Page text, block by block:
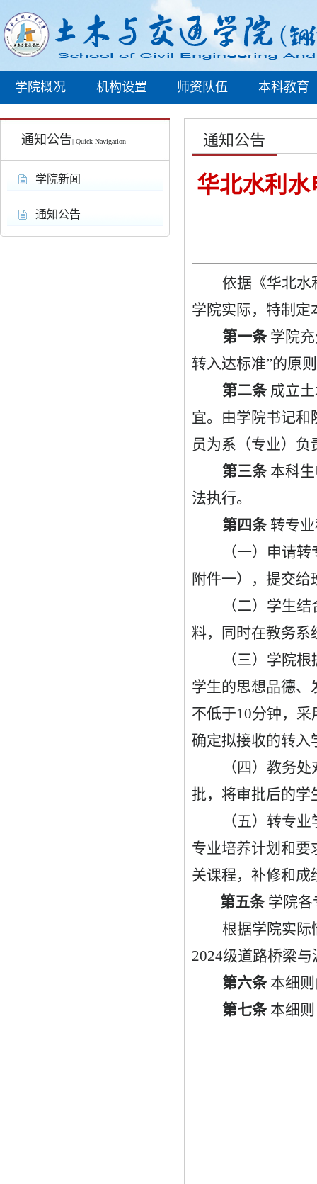
学院概况 机构设置 师资队伍 本科教育
通知公告| Quick Navigation
学院新闻
通知公告
通知公告
华北水利
依据《华北水
学院实际，特制定
第一条 学院
转入达标准”的原
第二条 成立
宜。由学院书记和
员为系（专业）
第三条 本科
法执行。
第四条 转专
（一）申请
附件一），提交
（二）学生
料，同时在教务系
（三）学院
学生的思想品德、
不低于10分钟，采
确定拟接收的转入
（四）教务
批，将审批后的学
（五）转专
专业培养计划和要
关课程，补修和成
第五条 学院
根据学院实际
2024级道路桥梁与
第六条 本细
第七条 本细